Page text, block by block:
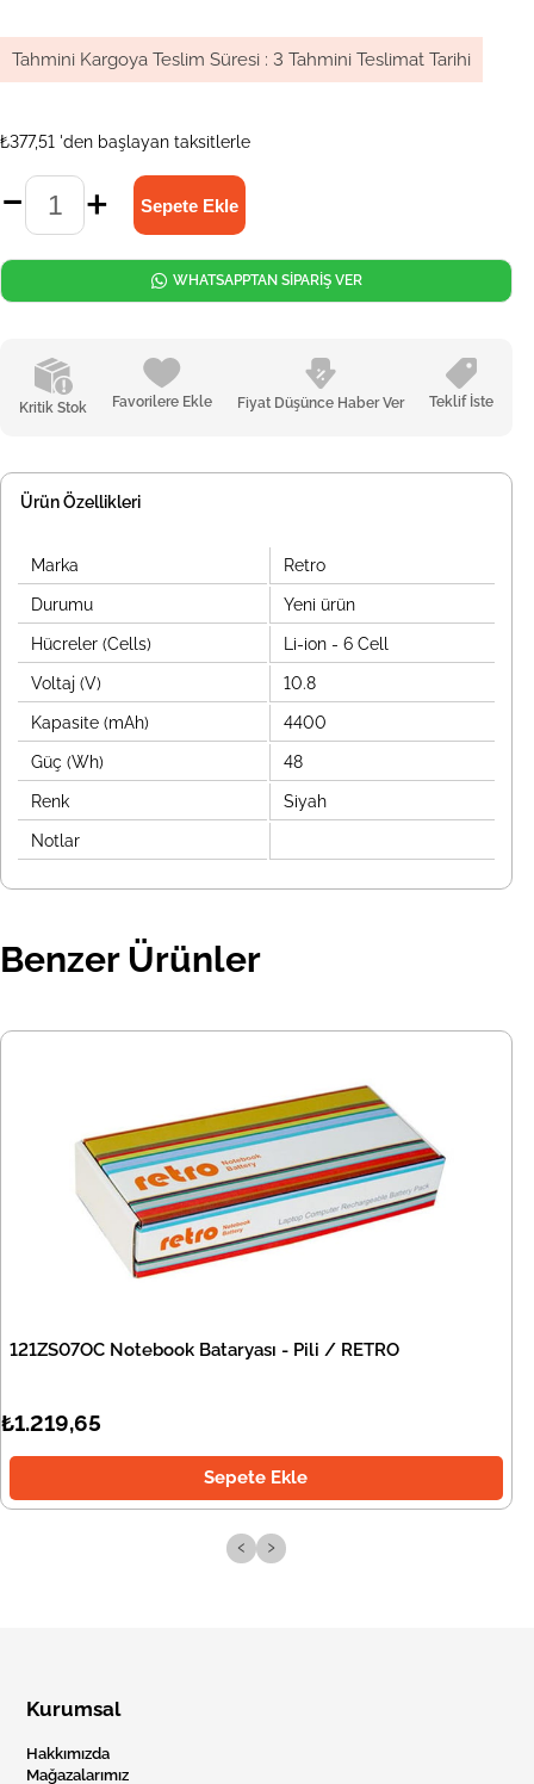
Tahmini Kargoya Teslim Süresi : 3 Tahmini Teslimat Tarihi
₺377,51 'den başlayan taksitlerle
Kritik Stok Favorilere Ekle Fiyat Düşünce Haber Ver Teklif İste
WHATSAPPTAN SİPARİŞ VER
Ürün Özellikleri
Marka Retro
Durumu Yeni ürün
Hücreler (Cells) Li-ion - 6 Cell
Voltaj (V) 10.8
Kapasite (mAh) 4400
Güç (Wh) 48
Renk Siyah
Notlar
Benzer Ürünler
121ZS07OC Notebook Bataryası - Pili / RETRO
₺1.219,65
Sepete Ekle
‹ ›
Kurumsal
Hakkımızda
Mağazalarımız